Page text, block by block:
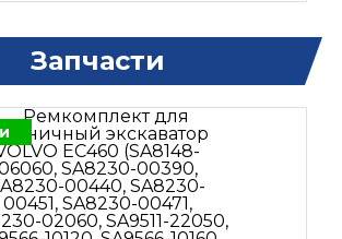
Запчасти